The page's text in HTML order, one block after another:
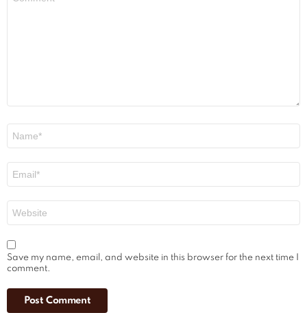
Save my name, email, and website in this browser for the next time I
comment.